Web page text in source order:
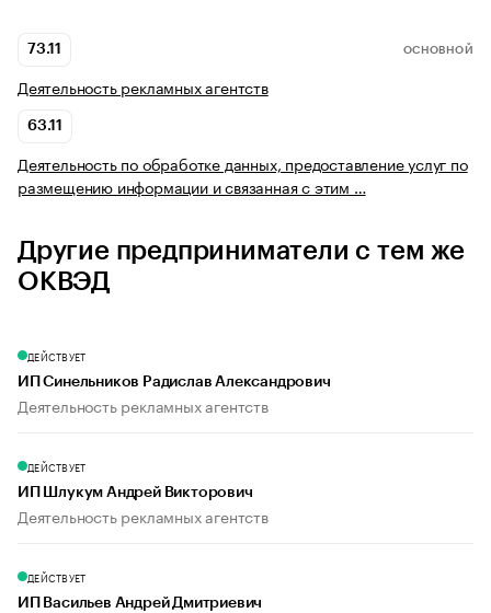
73.11 ОСНОВНОЙ
Деятельность рекламных агентств
63.11
Деятельность по обработке данных, предоставление услуг по
размещению информации и связанная с этим …
Другие предприниматели с тем же
ОКВЭД
ДЕЙСТВУЕТ
ИП Синельников Радислав Александрович
Деятельность рекламных агентств
ДЕЙСТВУЕТ
ИП Шлукум Андрей Викторович
Деятельность рекламных агентств
ДЕЙСТВУЕТ
ИП Васильев Андрей Дмитриевич